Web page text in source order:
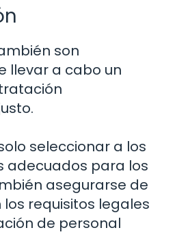
son
llevar a cabo un
seleccionar a los
adecuados para los
asegurarse de
requisitos legales
de personal